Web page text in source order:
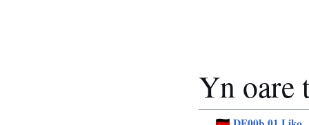
Yn oare